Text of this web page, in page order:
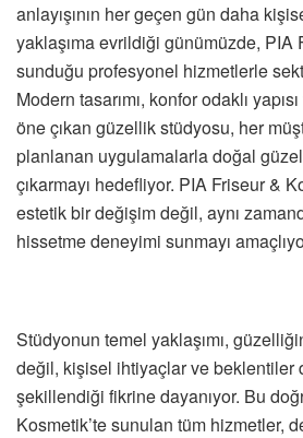
anlayışının her geçen gün daha
yaklaşıma evrildiği günümüzde, PIA
sunduğu profesyonel hizmetlerle
Modern tasarımı, konfor odaklı
öne çıkan güzellik stüdyosu, her
planlanan uygulamalarla doğal
çıkarmayı hedefliyor. PIA Friseur &
estetik bir değişim değil, aynı
hissetme deneyimi sunmayı
Stüdyonun temel yaklaşımı,
değil, kişisel ihtiyaçlar ve beklentiler
şekillendiği fikrine dayanıyor. Bu
Kosmetik’te sunulan tüm hizmetler,